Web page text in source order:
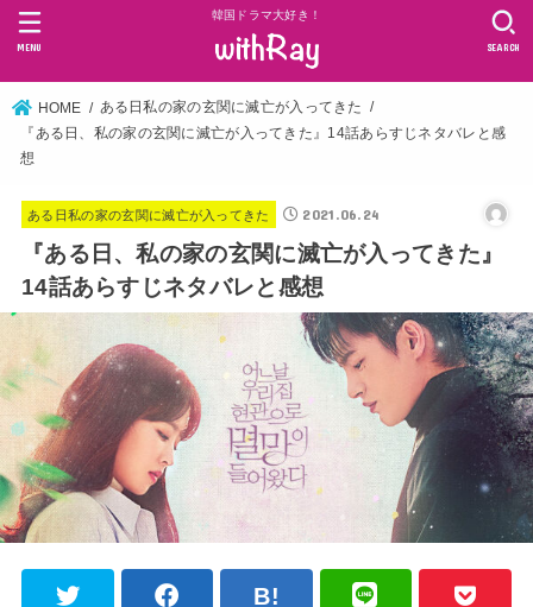
韓国ドラマ大好き！
SEARCH
MENU
HOME
ある日私の家の玄関に滅亡が入ってきた
『ある日、私の家の玄関に滅亡が入ってきた』14話あらすじネタバレと感
想
ある日私の家の玄関に滅亡が入ってきた 2021.06.24
『ある日、私の家の玄関に滅亡が入ってきた』
14話あらすじネタバレと感想